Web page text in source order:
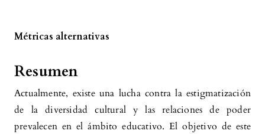
Métricas alternativas
Resumen
Actualmente, existe una lucha contra la estigmatización
de la diversidad cultural y las relaciones de poder
prevalecen en el ámbito educativo. El objetivo de este